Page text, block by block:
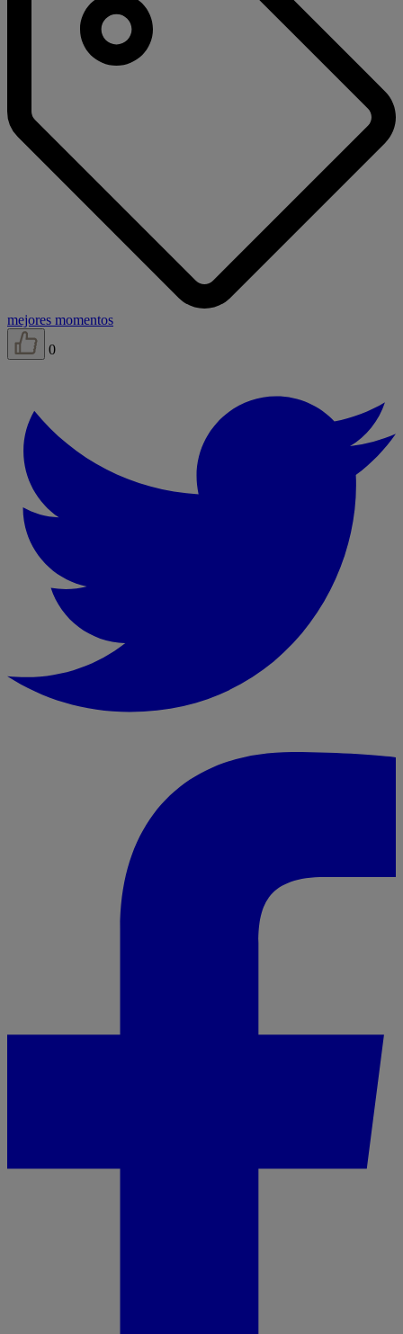
mejores momentos
0